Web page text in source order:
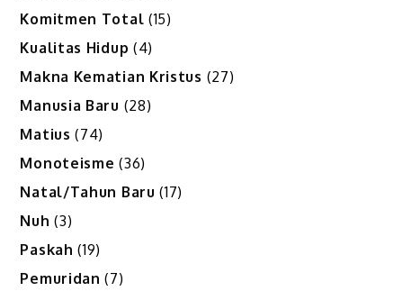
Komitmen Total (15)
Kualitas Hidup (4)
Makna Kematian Kristus (27)
Manusia Baru (28)
Matius (74)
Monoteisme (36)
Natal/Tahun Baru (17)
Nuh (3)
Paskah (19)
Pemuridan (7)